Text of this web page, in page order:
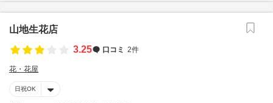
山地生花店
3.25
口コミ 2件
花・花屋
日祝OK